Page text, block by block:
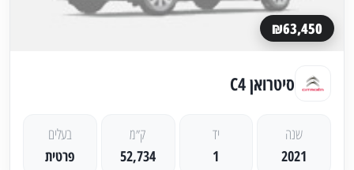
₪63,450
סיטרואן C4
שנה
2021
יד
1
ק״מ
52,734
בעלים
פרטית